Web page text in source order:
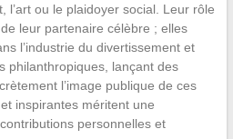
l’art ou le plaidoyer social. Leur rôle
leur partenaire célèbre ; elles
l’industrie du divertissement et
philanthropiques, lançant des
l’image publique de ces
inspirantes méritent une
personnelles et